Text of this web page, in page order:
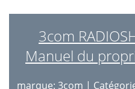
3com
Manuel du
marque: 3com |